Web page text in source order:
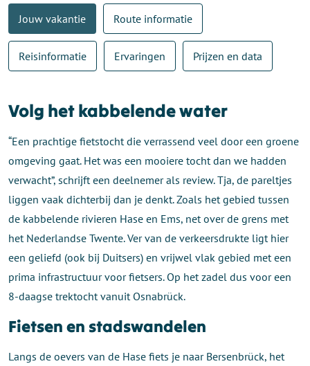
Jouw vakantie Route informatie
Reisinformatie Ervaringen Prijzen en data
Volg het kabbelende water
“Een prachtige fietstocht die verrassend veel door een groene
omgeving gaat. Het was een mooiere tocht dan we hadden
verwacht”, schrijft een deelnemer als review. Tja, de pareltjes
liggen vaak dichterbij dan je denkt. Zoals het gebied tussen
de kabbelende rivieren Hase en Ems, net over de grens met
het Nederlandse Twente. Ver van de verkeersdrukte ligt hier
een geliefd (ook bij Duitsers) en vrijwel vlak gebied met een
prima infrastructuur voor fietsers. Op het zadel dus voor een
8-daagse trektocht vanuit Osnabrück.
Fietsen en stadswandelen
Langs de oevers van de Hase fiets je naar Bersenbrück, het